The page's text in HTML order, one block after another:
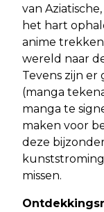
van
het hart
anime
wereld naar
Tevens zijn
(manga
manga te
maken voor
deze
missen.